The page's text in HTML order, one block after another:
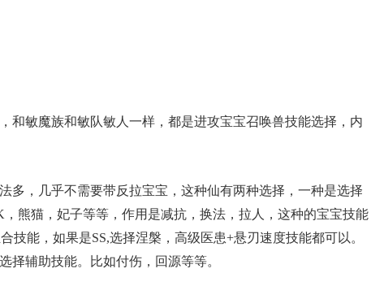
和敏魔族和敏队敏人一样，都是进攻宝宝召唤兽技能选择，内
多，几乎不需要带反拉宝宝，这种仙有两种选择，一种是选择
熊猫，妃子等等，作用是减抗，换法，拉人，这种的宝宝技能
技能，如果是SS,选择涅槃，高级医患+悬刃速度技能都可以。
择辅助技能。比如付伤，回源等等。